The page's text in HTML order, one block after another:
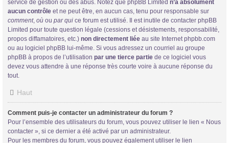
service de gestion ou des abus. Notez que phpBB Limited n’a absolument
aucun contrôle et ne peut être, en aucun cas, tenu pour responsable sur
comment, où ou par qui ce forum est utilisé. Il est inutile de contacter phpBB
Limited pour toute question légale (cessions et désistements, responsabilité,
propos diffamatoires, etc.) non directement liée au site Internet phpbb.com
ou au logiciel phpBB lui-même. Si vous adressez un courriel au groupe
phpBB à propos de l’utilisation par une tierce partie de ce logiciel vous
devez vous attendre à une réponse très courte voire à aucune réponse du
tout.
Haut
Comment puis-je contacter un administrateur du forum ?
Pour l’ensemble des utilisateurs du forum, vous pouvez utiliser le lien « Nous
contacter », si ce dernier a été activé par un administrateur.
Pour les membres du forum, vous pouvez également utiliser le lien